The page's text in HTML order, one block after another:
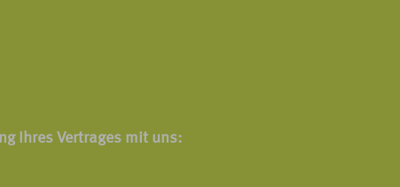
Ihres Vertrages mit uns: